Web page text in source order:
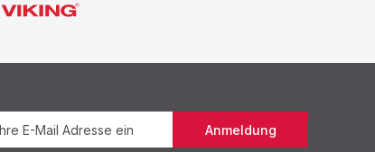
Newsletter Anmeldung